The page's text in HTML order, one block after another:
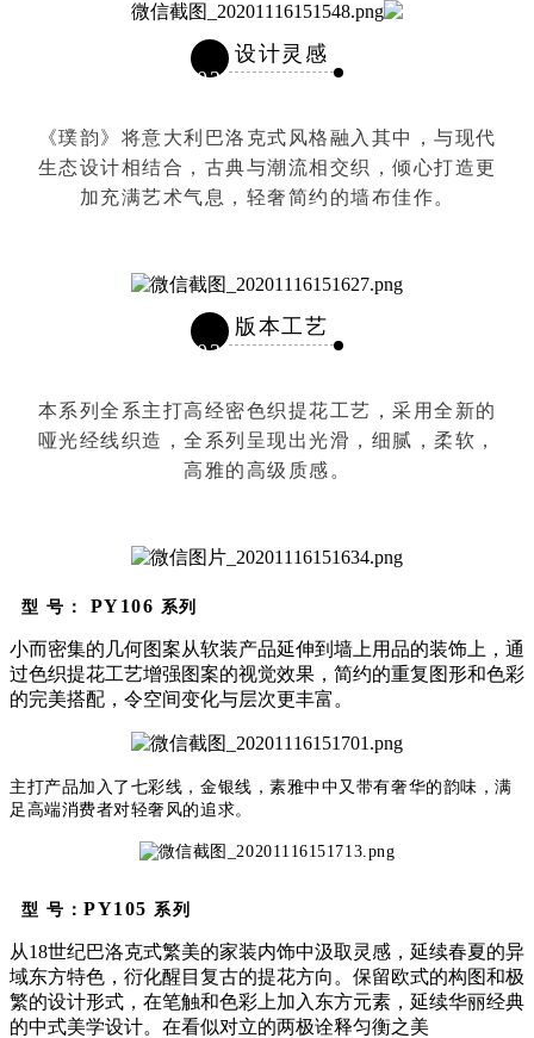
02
设计灵感
《璞韵》将意大利巴洛克式风格融入其中，与现代
生态设计相结合，古典与潮流相交织，倾心打造更
加充满艺术气息，轻奢简约的墙布佳作。
03
版本工艺
本系列全系主打高经密色织提花工艺，采用全新的
哑光经线织造，全系列呈现出光滑，细腻，柔软，
高雅的高级质感。
型 号： PY106 系列
小而密集的几何图案从软装产品延伸到墙上用品的装饰上，通
过色织提花工艺增强图案的视觉效果，简约的重复图形和色彩
的完美搭配，令空间变化与层次更丰富。
主打产品加入了七彩线，金银线，素雅中中又带有奢华的韵味，满
足高端消费者对轻奢风的追求。
型 号： PY105 系列
从18世纪巴洛克式繁美的家装内饰中汲取灵感，延续春夏的异
域东方特色，衍化醒目复古的提花方向。保留欧式的构图和极
繁的设计形式，在笔触和色彩上加入东方元素，延续华丽经典
的中式美学设计。在看似对立的两极诠释匀衡之美